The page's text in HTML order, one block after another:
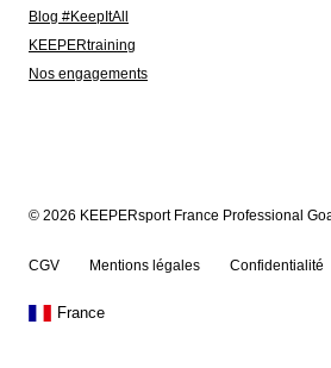
Blog #KeepItAll
KEEPERtraining
Nos engagements
© 2026 KEEPERsport France Professional
CGV Mentions légales Confidentialité
France